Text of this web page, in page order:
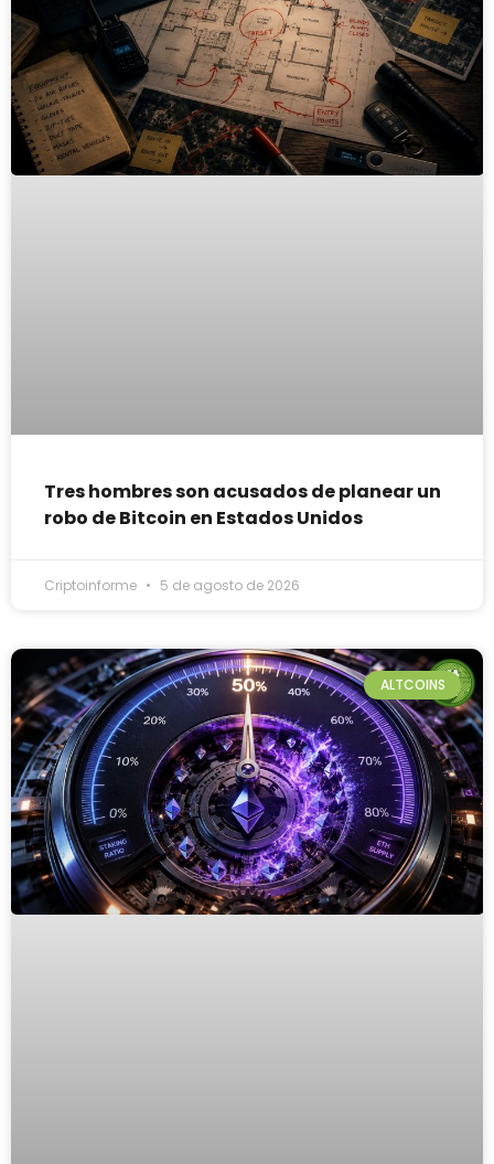
Tres hombres son acusados de planear un
robo de Bitcoin en Estados Unidos
Criptoinforme 5 de agosto de 2026
ALTCOINS